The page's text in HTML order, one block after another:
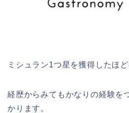
ミシュラン1つ星を獲得したほ
経歴からみてもかなりの経験を
かります。